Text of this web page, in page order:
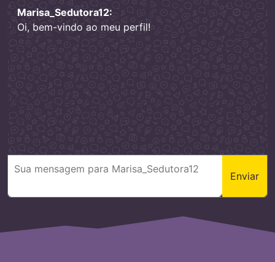
Marisa_Sedutora12:
Oi, bem-vindo ao meu perfil!
Enviar